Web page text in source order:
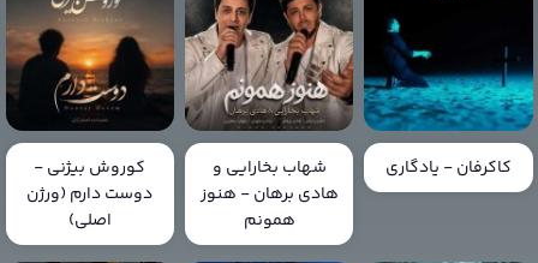
کاکرفان - یادگاری
شهاب بخارایی و
هادی برهان - هنوز
همونم
کوروش بیژنی -
دوست دارم (ورژن
اصلی)